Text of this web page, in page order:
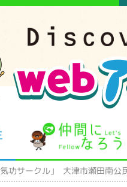
となりの先生
功サークル｣ 大津市瀬田南公